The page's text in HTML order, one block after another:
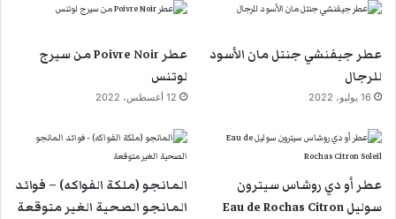
عطر جيفنشي جنتل مان الأسود
للرجال
16 يوليو، 2022
عطر Poivre Noir من سيرج
لوتنس
12 أغسطس، 2022
عطر أو دي روشاس سيترون
سوليل Eau de Rochas Citron
المانجو (ملكة الفواكه) – فوائد
المانجو الصحية الغير متوقعة